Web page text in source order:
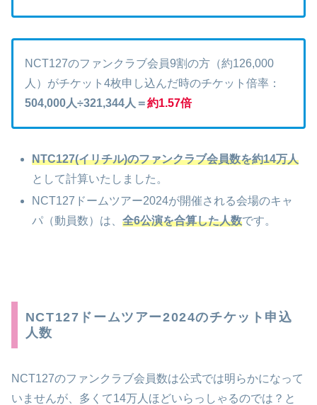
NCT127のファンクラブ会員9割の方（約126,000
人）がチケット4枚申し込んだ時のチケット倍率：
504,000人÷321,344人＝約1.57倍
NTC127(イリチル)のファンクラブ会員数を約14万人
として計算いたしました。
NCT127ドームツアー2024が開催される会場のキャ
パ（動員数）は、全6公演を合算した人数です。
NCT127ドームツアー2024のチケット申込
人数
NCT127のファンクラブ会員数は公式では明らかになって
いませんが、多くて14万人ほどいらっしゃるのでは？と